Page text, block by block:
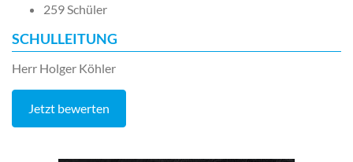
259 Schüler
SCHULLEITUNG
Herr Holger Köhler
Jetzt bewerten